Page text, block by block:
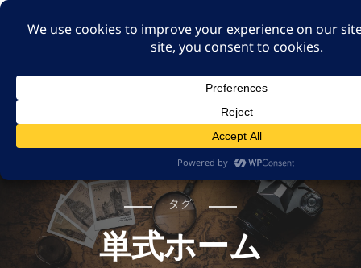
A GUT FEELING 7TH
身近な旅の記録や記憶、たまには思ったことも残そ
タグ
単式ホーム